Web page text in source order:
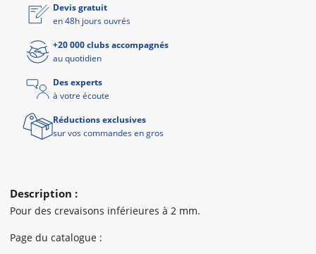
Description :
Pour des crevaisons inférieures à 2 mm.
Page du catalogue :
Devis gratuit
en 48h jours ouvrés
+20 000 clubs accompagnés
au quotidien
Des experts
à votre écoute
Réductions exclusives
sur vos commandes en gros